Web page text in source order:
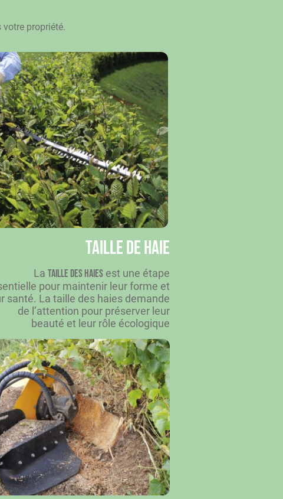
propriété.
Taille de haie
La taille des haies est une étape
pour maintenir leur forme et
santé. La taille des haies demande
de l’attention pour préserver leur
beauté et leur rôle écologique